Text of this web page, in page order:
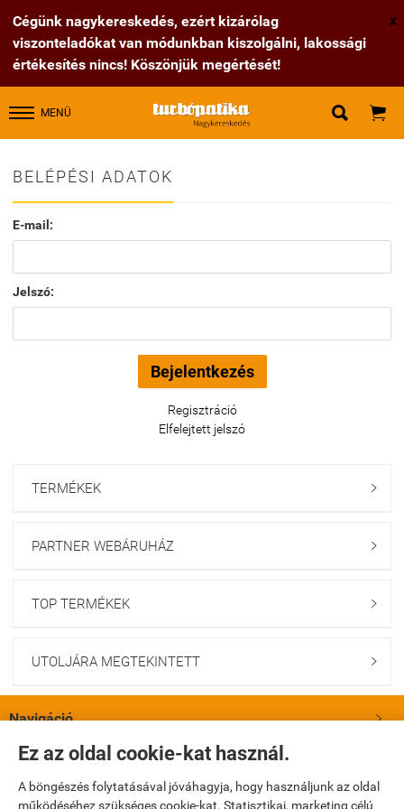
Ez az oldal cookie-kat használ.
A böngészés folytatásával jóváhagyja, hogy használjunk az oldal
működéséhez szükséges cookie-kat. Statisztikai, marketing célú
Cégünk nagykereskedés, ezért kizárólag
viszonteladókat van módunkban kiszolgálni, lakossági
értékesítés nincs! Köszönjük megértését!
X
MENÜ  
BELÉPÉSI ADATOK
E-mail:
Jelszó:
Regisztráció
Elfelejtett jelszó
TERMÉKEK 
PARTNER WEBÁRUHÁZ 
TOP TERMÉKEK 
UTOLJÁRA MEGTEKINTETT 
Navigáció 
Saját fiók